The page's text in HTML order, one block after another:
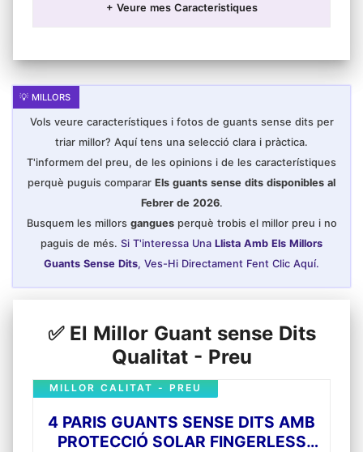
engrossit dels artells i el coixinet protector
que també protegeixen les teves mans del
-FLEXIABLE: aquests guants d'utilitat són
fàcils de posar i llevar. Els adhesius màgics
s'agreguen en la nina, pot ajustar la tensió
L'articulació del dit està equipada amb un
disseny de desmuntatge ràpid per a llevar-se
els guants més ràpid.
-MULTIFUNCIONAL: perfecte per a qualsevol
activitat a l'aire lliure, com a motocicletes,
combat, airsoft, caça, senderisme, navegació,
conducció, càmping, escalada, jardineria i
talles i triï la grandària d'ajust. Sense risc!
AGREGAR AL CARRET ARA!
+ Veure mes Caracteristiques
Vols veure característiques i fotos de guants sense dits per
triar millor? Aquí tens una selecció clara i pràctica.
T'informem del preu, de les opinions i de les característiques
perquè puguis comparar Els guants sense dits disponibles al
Febrer de 2026.
Busquem les millors ganguesperquè trobis el millor preu i no
paguis de més. Si T'interessa Una Llista Amb Els Millors
Guants Sense Dits, Ves-Hi Directament Fent Clic Aquí.
✅ El Millor Guant sense Dits
Qualitat - Preu
4 PARIS GUANTS SENSE DITS AMB
PROTECCIÓ SOLAR FINGERLESS
MILLOR CALITAT - PREU